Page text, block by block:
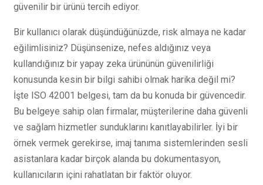
güvenilir bir ürünü tercih ediyor.
Bir kullanıcı olarak düşündüğünüzde, risk almaya ne kadar
eğilimlisiniz? Düşünsenize, nefes aldığınız veya
kullandığınız bir yapay zeka ürününün güvenilirliği
konusunda kesin bir bilgi sahibi olmak harika değil mi?
İşte ISO 42001 belgesi, tam da bu konuda bir güvencedir.
Bu belgeye sahip olan firmalar, müşterilerine daha güvenli
ve sağlam hizmetler sunduklarını kanıtlayabilirler. İyi bir
örnek vermek gerekirse, imaj tanıma sistemlerinden sesli
asistanlara kadar birçok alanda bu dokumentasyon,
kullanıcıların içini rahatlatan bir faktör oluyor.